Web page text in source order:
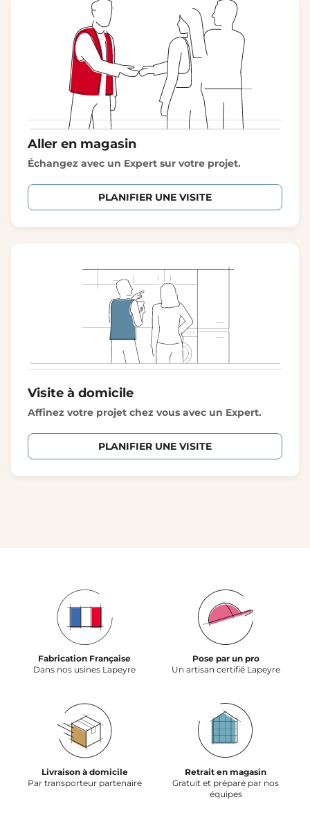
Aller en magasin
Échangez avec un Expert sur votre projet.
PLANIFIER UNE VISITE
Visite à domicile
Affinez votre projet chez vous avec un Expert.
PLANIFIER UNE VISITE
Fabrication Française
Dans nos usines Lapeyre
Pose par un pro
Un artisan certifié Lapeyre
Livraison à domicile
Par transporteur partenaire
Retrait en magasin
Gratuit et préparé par nos
équipes